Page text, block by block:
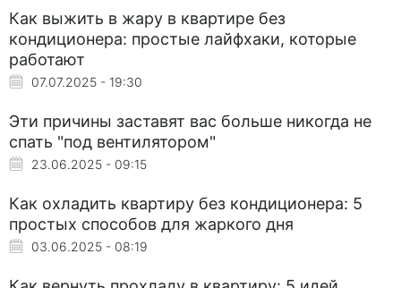
Как выжить в жару в квартире без
кондиционера: простые лайфхаки, которые
работают
07.07.2025 - 19:30
Эти причины заставят вас больше никогда не
спать "под вентилятором"
23.06.2025 - 09:15
Как охладить квартиру без кондиционера: 5
простых способов для жаркого дня
03.06.2025 - 08:19